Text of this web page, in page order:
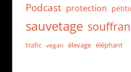
Podcast protection
sauvetage
trafic vegan élevage éléphant